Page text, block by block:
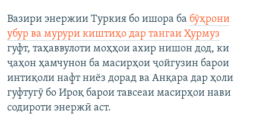
Вазири энержии Туркия бо ишора ба бӯҳрони
убур ва мурури киштиҳо дар тангаи Ҳурмуз
гуфт, таҳаввулоти моҳҳои ахир нишон дод, ки
ҷаҳон ҳамчунон ба масирҳои ҷойгузин барои
интиқоли нафт ниёз дорад ва Анқара дар ҳоли
гуфтугӯ бо Ироқ барои тавсеаи масирҳои нави
содироти энержӣ аст.